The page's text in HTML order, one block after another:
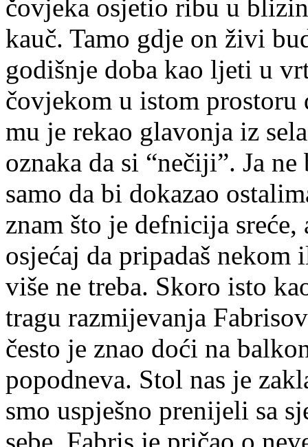
čovjeka osjetio ribu u
kauč. Tamo gdje on živi
godišnje doba kao ljeti u
čovjekom u istom prostoru
mu je rekao glavonja iz
oznaka da si “nečiji”. Ja
samo da bi dokazao
znam što je defnicija
osjećaj da pripadaš
više ne treba. Skoro isto
tragu razmijevanja
često je znao doći na
popodneva. Stol nas je
smo uspješno prenijeli sa